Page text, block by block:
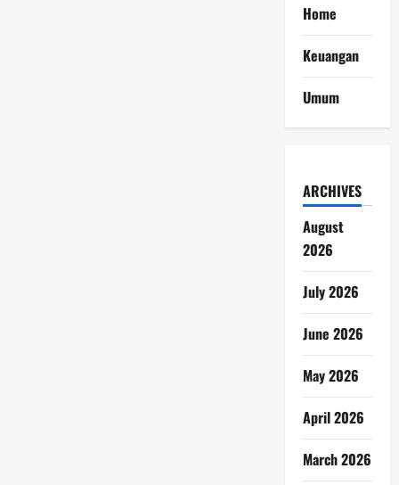
Home
Keuangan
Umum
ARCHIVES
August
2026
July 2026
June 2026
May 2026
April 2026
March 2026